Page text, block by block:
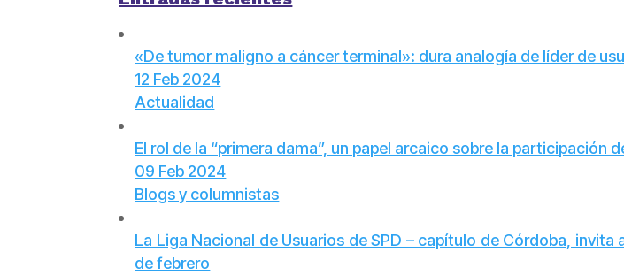
«De tumor maligno a cáncer terminal»: dura analogía de líder de
12 Feb 2024
Actualidad
El rol de la “primera dama”, un papel arcaico sobre la participación
09 Feb 2024
Blogs y columnistas
La Liga Nacional de Usuarios de SPD – capítulo de Córdoba,
de febrero